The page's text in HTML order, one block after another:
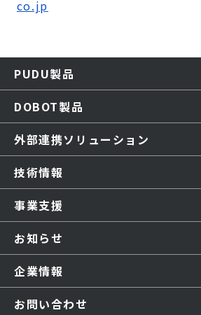
co.jp
PUDU製品
DOBOT製品
外部連携ソリューション
技術情報
事業支援
お知らせ
企業情報
お問い合わせ